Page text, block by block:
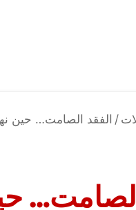
/ الفقد الصامت… حين
الصامت…